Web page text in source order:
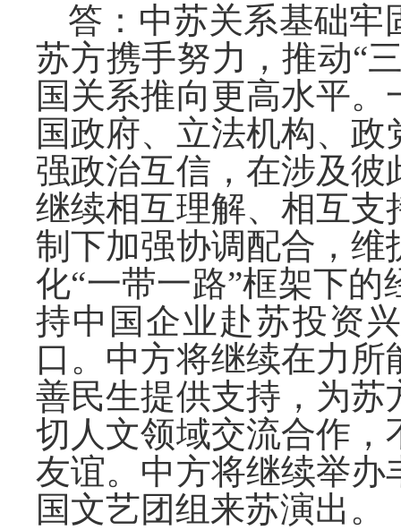
答：中苏关系基础牢
苏方携手努力，推动“
国关系推向更高水平
国政府、立法机构、
强政治互信，在涉及
继续相互理解、相互
制下加强协调配合，
化“一带一路”框架下
持中国企业赴苏投资
口。中方将继续在力
善民生提供支持，为
切人文领域交流合作
友谊。中方将继续举
国文艺团组来苏演出。